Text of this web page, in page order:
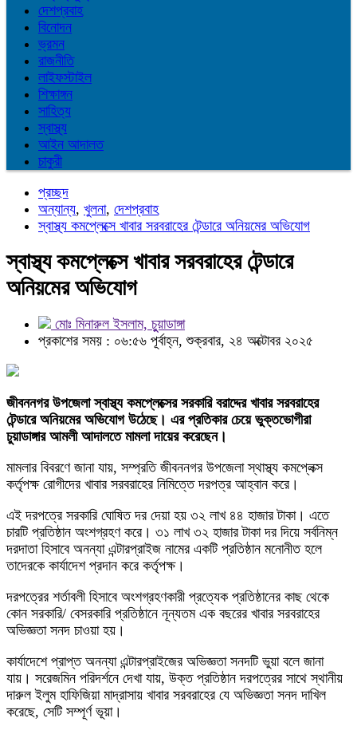
দেশপ্রবাহ
বিনোদন
ভ্রমন
রাজনীতি
লাইফস্টাইল
শিক্ষাঙ্গন
সাহিত্য
স্বাস্থ্য
আইন আদালত
চাকুরী
প্রচ্ছদ
অন্যান্য, খুলনা, দেশপ্রবাহ
স্বাস্থ্য কমপ্লেক্সে খাবার সরবরাহের টেন্ডারে অনিয়মের অভিযোগ
স্বাস্থ্য কমপ্লেক্সে খাবার সরবরাহের টেন্ডারে
অনিয়মের অভিযোগ
মোঃ মিনারুল ইসলাম, চুুয়াডাঙ্গা
প্রকাশের সময় : ০৬:৫৬ পূর্বাহ্ন, শুক্রবার, ২৪ অক্টোবর ২০২৫
জীবননগর উপজেলা স্বাস্থ্য কমপ্লেক্সের সরকারি বরাদ্দের খাবার সরবরাহের
টেন্ডারে অনিয়মের অভিযোগ উঠেছে। এর প্রতিকার চেয়ে ভুক্তভোগীরা
চুয়াডাঙ্গার আমলী আদালতে মামলা দায়ের করেছেন।
মামলার বিবরণে জানা যায়, সম্প্রতি জীবননগর উপজেলা স্থাস্থ্য কমপ্লেক্স
কর্তৃপক্ষ রোগীদের খাবার সরবরাহের নিমিত্তে দরপত্র আহ্বান করে।
এই দরপত্রে সরকারি ঘোষিত দর দেয়া হয় ৩২ লাখ ৪৪ হাজার টাকা। এতে
চারটি প্রতিষ্ঠান অংশগ্রহণ করে। ৩১ লাখ ৩২ হাজার টাকা দর দিয়ে সর্বনিম্ন
দরদাতা হিসাবে অনন্যা এন্টারপ্রাইজ নামের একটি প্রতিষ্ঠান মনোনীত হলে
তাদেরকে কার্যাদেশ প্রদান করে কর্তৃপক্ষ।
দরপত্রের শর্তাবলী হিসাবে অংশগ্রহণকারী প্রত্যেক প্রতিষ্ঠানের কাছ থেকে
কোন সরকারি/ বেসরকারি প্রতিষ্ঠানে নূন্যতম এক বছরের খাবার সরবরাহের
অভিজ্ঞতা সনদ চাওয়া হয়।
কার্যাদেশে প্রাপ্ত অনন্যা এন্টারপ্রাইজের অভিজ্ঞতা সনদটি ভুয়া বলে জানা
যায়। সরেজমিন পরিদর্শনে দেখা যায়, উক্ত প্রতিষ্ঠান দরপত্রের সাথে স্থানীয়
দারুল ইলুম হাফিজিয়া মাদ্রাসায় খাবার সরবরাহের যে অভিজ্ঞতা সনদ দাখিল
করেছে, সেটি সম্পূর্ণ ভূয়া।